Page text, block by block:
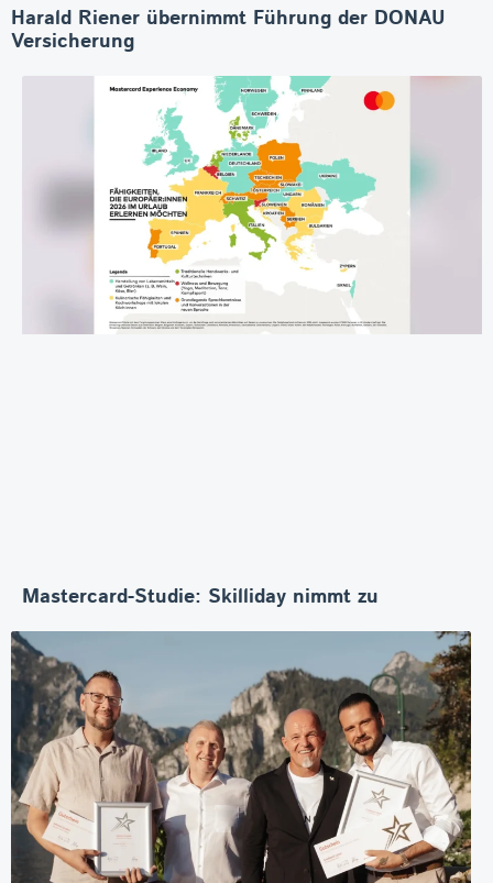
Harald Riener übernimmt Führung der DONAU
Versicherung
Mastercard-Studie: Skilliday nimmt zu